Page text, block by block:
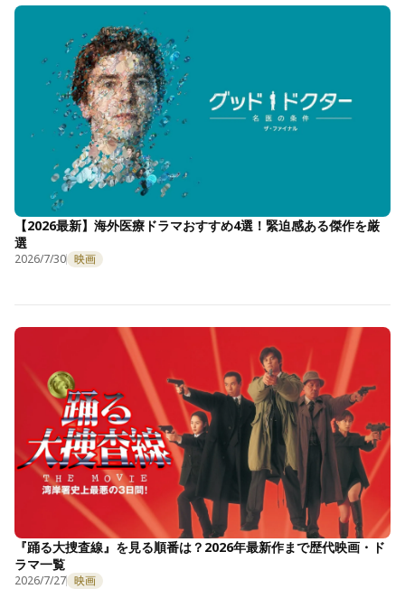
【2026最新】海外医療ドラマおすすめ4選！緊迫感ある傑作を厳
選
2026/7/30 映画
『踊る大捜査線』を見る順番は？2026年最新作まで歴代映画・ド
ラマ一覧
2026/7/27 映画